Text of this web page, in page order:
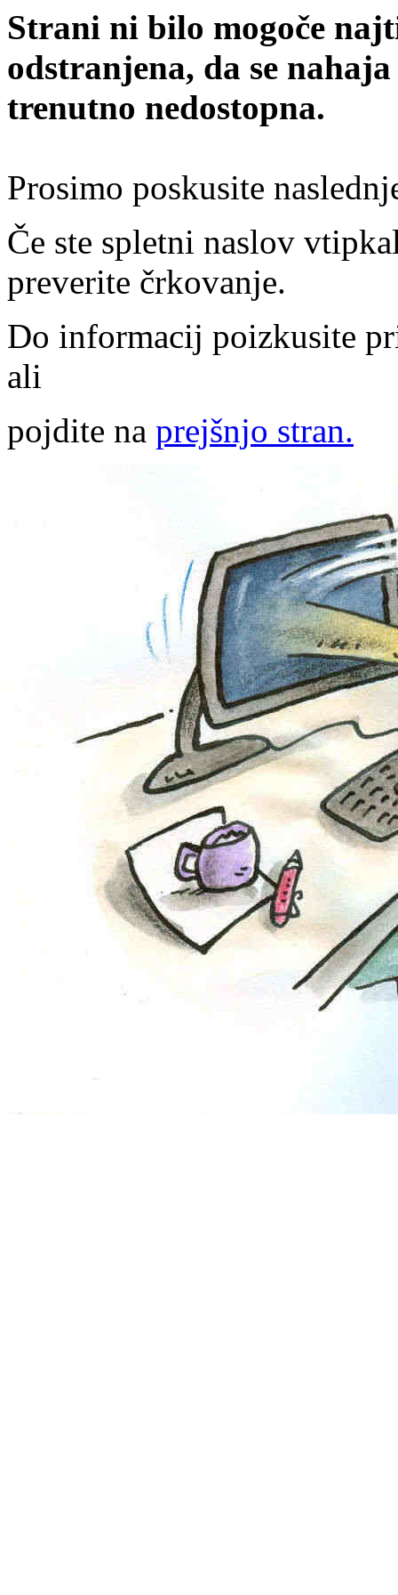
Strani ni bilo mogoče
odstranjena, da se
trenutno nedostopna.
Prosimo poskusite
Če ste spletni naslov
preverite črkovanje.
Do informacij poizkusite
ali
pojdite na prejšnjo stran.